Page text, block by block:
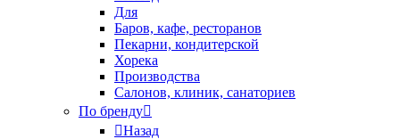
Для
Баров, кафе, ресторанов
Пекарни, кондитерской
Хорека
Производства
Салонов, клиник, санаториев
По бренду
Назад